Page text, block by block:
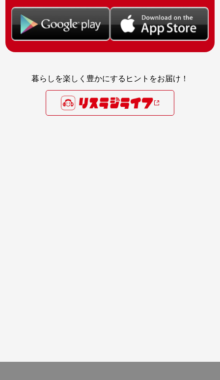
暮らしを楽しく豊かにするヒントをお届け！